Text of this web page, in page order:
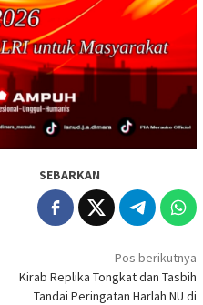
SEBARKAN
Pos berikutnya
Kirab Replika Tongkat dan Tasbih
Tandai Peringatan Harlah NU di